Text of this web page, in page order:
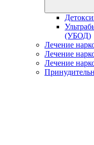
(УБОД)
Лечение
Лечение
Лечение